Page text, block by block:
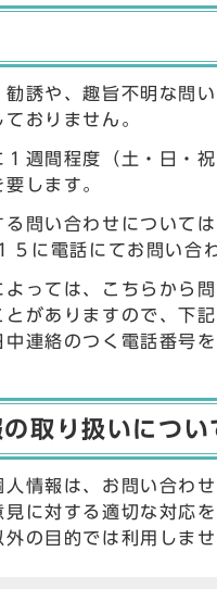
勧誘や、趣旨不明な問
おりません。
１週間程度（土・日・
します。
る問い合わせについて
５に電話にてお問い合
よっては、こちらから
とがありますので、下
中連絡のつく電話番号
取り扱いについ
人情報は、お問い合わ
見に対する適切な対応
外の目的では利用しませ